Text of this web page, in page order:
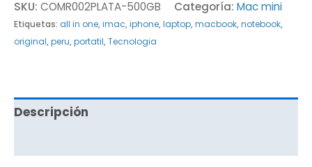
SKU: COMR002PLATA-500GB Categoría: Mac mini
Etiquetas: all in one,imac,iphone,laptop,macbook,notebook,
original,peru,portatil,Tecnologia
Descripción